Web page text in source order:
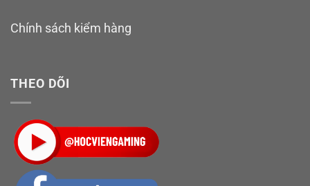
Chính sách kiểm hàng
THEO DÕI